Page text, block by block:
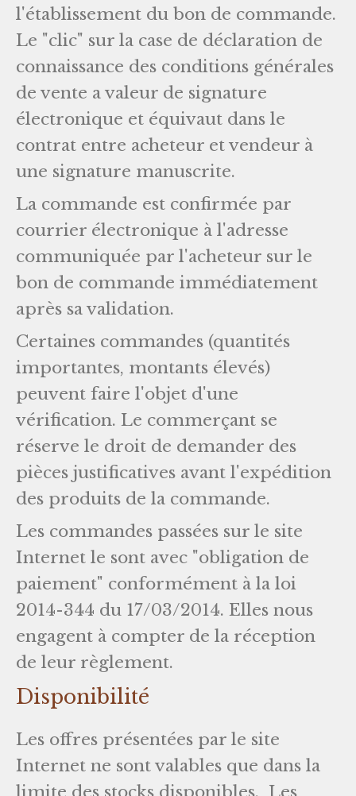
l'établissement du bon de commande.
Le "clic" sur la case de déclaration de
connaissance des conditions générales
de vente a valeur de signature
électronique et équivaut dans le
contrat entre acheteur et vendeur à
une signature manuscrite.
La commande est confirmée par
courrier électronique à l'adresse
communiquée par l'acheteur sur le
bon de commande immédiatement
après sa validation.
Certaines commandes (quantités
importantes, montants élevés)
peuvent faire l'objet d'une
vérification. Le commerçant se
réserve le droit de demander des
pièces justificatives avant l'expédition
des produits de la commande.
Les commandes passées sur le site
Internet le sont avec "obligation de
paiement" conformément à la loi
2014-344 du 17/03/2014. Elles nous
engagent à compter de la réception
de leur règlement.
Disponibilité
Les offres présentées par le site
Internet ne sont valables que dans la